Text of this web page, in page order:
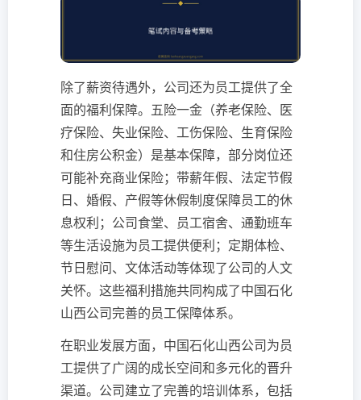
除了薪资待遇外，公司还为员工提供了全
面的福利保障。五险一金（养老保险、医
疗保险、失业保险、工伤保险、生育保险
和住房公积金）是基本保障，部分岗位还
可能补充商业保险；带薪年假、法定节假
日、婚假、产假等休假制度保障员工的休
息权利；公司食堂、员工宿舍、通勤班车
等生活设施为员工提供便利；定期体检、
节日慰问、文体活动等体现了公司的人文
关怀。这些福利措施共同构成了中国石化
山西公司完善的员工保障体系。
在职业发展方面，中国石化山西公司为员
工提供了广阔的成长空间和多元化的晋升
渠道。公司建立了完善的培训体系，包括